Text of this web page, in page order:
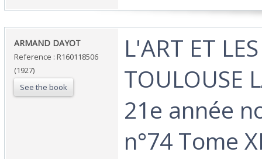
‎ARMAND DAYOT‎
Reference : R160118506
(1927)
See the book
‎L'ART ET
TOULOUSE
21e année
n°74 Tome